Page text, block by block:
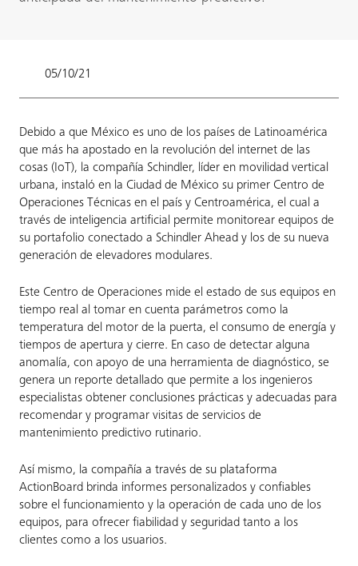
05/10/21
Debido a que México es uno de los países de Latinoamérica
que más ha apostado en la revolución del internet de las
cosas (IoT), la compañía Schindler, líder en movilidad vertical
urbana, instaló en la Ciudad de México su primer Centro de
Operaciones Técnicas en el país y Centroamérica, el cual a
través de inteligencia artificial permite monitorear equipos de
su portafolio conectado a Schindler Ahead y los de su nueva
generación de elevadores modulares.
Este Centro de Operaciones mide el estado de sus equipos en
tiempo real al tomar en cuenta parámetros como la
temperatura del motor de la puerta, el consumo de energía y
tiempos de apertura y cierre. En caso de detectar alguna
anomalía, con apoyo de una herramienta de diagnóstico, se
genera un reporte detallado que permite a los ingenieros
especialistas obtener conclusiones prácticas y adecuadas para
recomendar y programar visitas de servicios de
mantenimiento predictivo rutinario.
Así mismo, la compañía a través de su plataforma
ActionBoard brinda informes personalizados y confiables
sobre el funcionamiento y la operación de cada uno de los
equipos, para ofrecer fiabilidad y seguridad tanto a los
clientes como a los usuarios.